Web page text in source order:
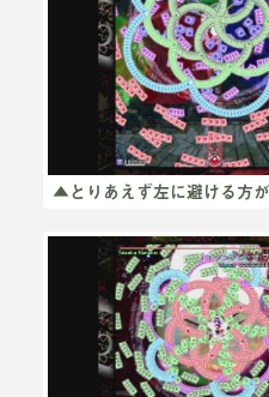
▲とりあえず左に避ける方